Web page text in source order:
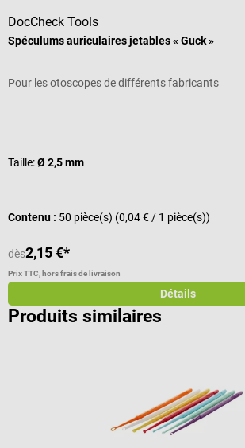
DocCheck Tools
Spéculums auriculaires jetables « Guck »
Pour les otoscopes de différents fabricants
Taille:Ø 2,5 mm
Contenu : 50 pièce(s) (0,04 € / 1 pièce(s))
dès2,15 €*
Prix TTC, hors frais de livraison
Détails
Produits similaires